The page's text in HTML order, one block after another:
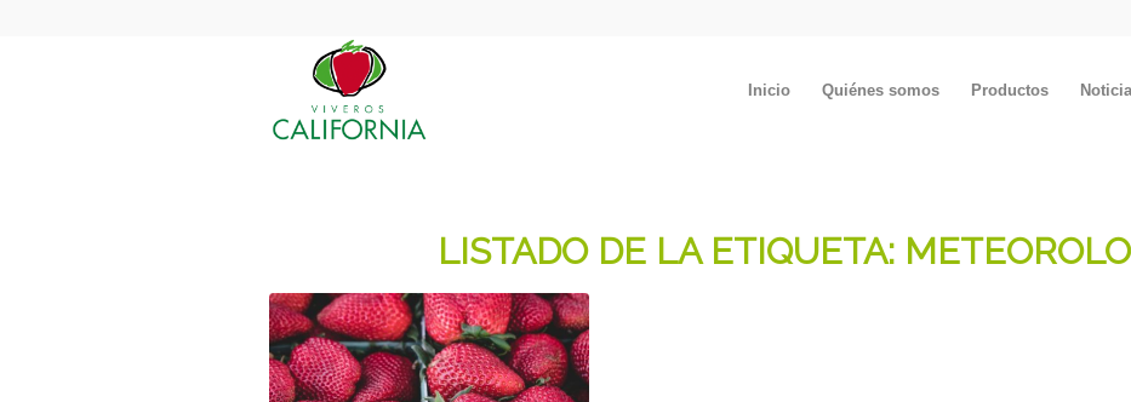
Inicio Quiénes somos Productos
LISTADO DE LA ETIQUETA: